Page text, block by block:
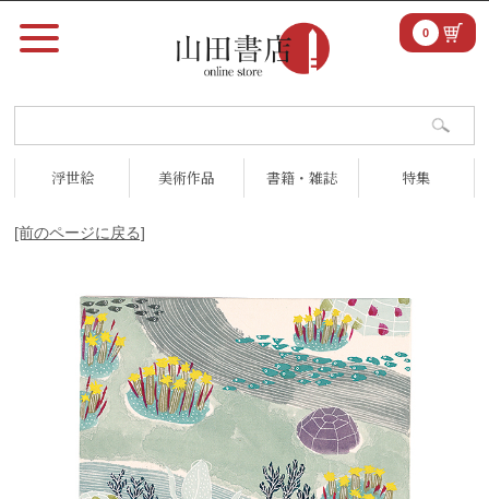
浮世絵 美術作品 書籍・雑誌 特集
0
[前のページに戻る]